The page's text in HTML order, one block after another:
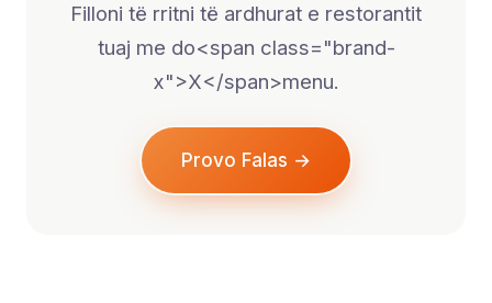
Filloni të rritni të ardhurat e restorantit
tuaj me do<span class="brand-
x">X</span>menu.
Provo Falas →